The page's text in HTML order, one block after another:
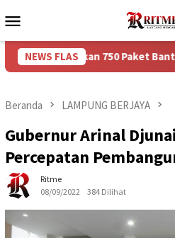
ke
Mobile
NEWS FLAS
750 Paket Bantuan Ke
Beranda LAMPUNG BERJAYA
Gubernur Arinal
Percepatan
Ritme
08/09/2022
384 Dilihat